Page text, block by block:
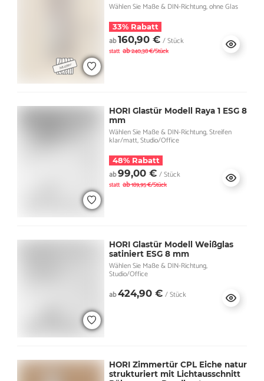
Wählen Sie Maße & DIN-Richtung, ohne Glas
33% Rabatt
ab160,90 € / Stück
statt ab240,38 €/Stück
HORI Glastür Modell Raya 1 ESG 8
mm
Wählen Sie Maße & DIN-Richtung, Streifen
klar/matt, Studio/Office
48% Rabatt
ab99,00 € / Stück
statt ab189,95 €/Stück
HORI Glastür Modell Weißglas
satiniert ESG 8 mm
Wählen Sie Maße & DIN-Richtung,
Studio/Office
ab424,90 € / Stück
HORI Zimmertür CPL Eiche natur
strukturiert mit Lichtausschnitt